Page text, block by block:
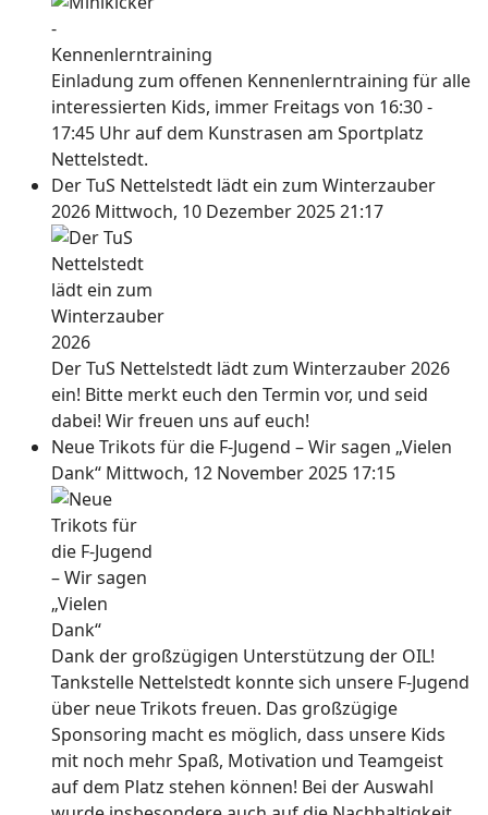
Einladung zum offenen Kennenlerntraining für alle
interessierten Kids, immer Freitags von 16:30 -
17:45 Uhr auf dem Kunstrasen am Sportplatz
Nettelstedt.
Der TuS Nettelstedt lädt ein zum Winterzauber
2026 Mittwoch, 10 Dezember 2025 21:17
Der TuS Nettelstedt lädt zum Winterzauber 2026
ein! Bitte merkt euch den Termin vor, und seid
dabei! Wir freuen uns auf euch!
Neue Trikots für die F-Jugend – Wir sagen „Vielen
Dank“ Mittwoch, 12 November 2025 17:15
Dank der großzügigen Unterstützung der OIL!
Tankstelle Nettelstedt konnte sich unsere F-Jugend
über neue Trikots freuen. Das großzügige
Sponsoring macht es möglich, dass unsere Kids
mit noch mehr Spaß, Motivation und Teamgeist
auf dem Platz stehen können! Bei der Auswahl